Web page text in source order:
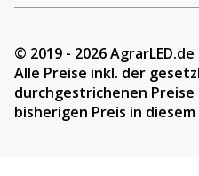
© 2019 - 2026 AgrarLED.de
Alle Preise inkl. der
durchgestrichenen
bisherigen Preis in